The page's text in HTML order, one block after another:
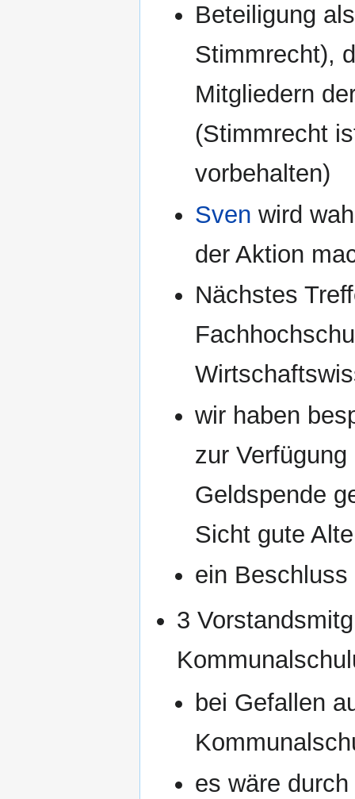
Beteiligung
Stimmrecht),
Mitgliedern
(Stimmrecht
vorbehalten)
Sven wird
der Aktion
Nächstes
wir haben
zur
Geldspende
Sicht gute
ein
3
bei Gefallen
es wäre